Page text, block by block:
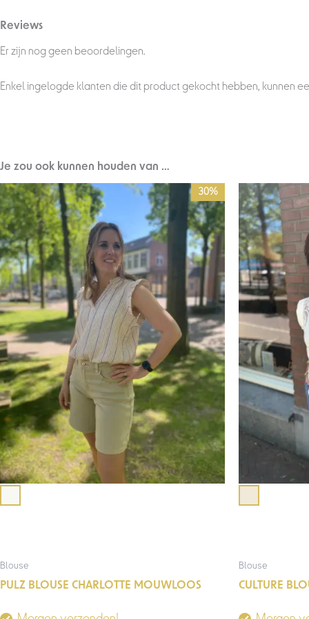
Reviews
Er zijn nog geen beoordelingen.
Enkel ingelogde klanten die dit product gekocht hebben, kunnen
Je zou ook kunnen houden van …
30%
Blouse
PULZ BLOUSE CHARLOTTE MOUWLOOS
Oorspronkelijke
prijs
was:
€69,95.
Huidige
prijs
is:
€49,00.
Blouse
CULTURE
prijs